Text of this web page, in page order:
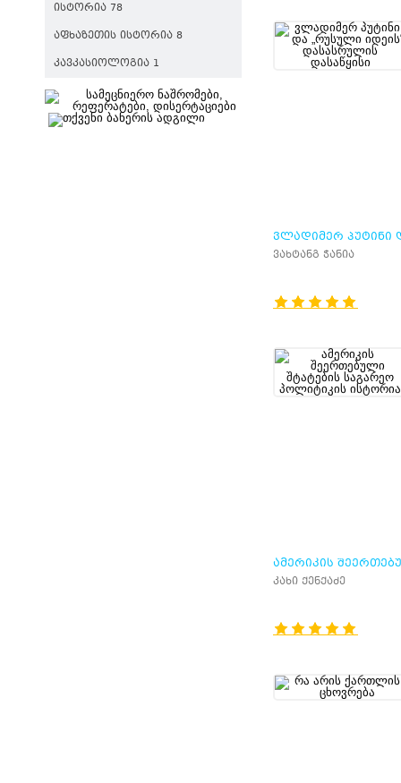
ᲘᲡᲢᲝᲠᲘᲐ 78
ᲐᲤᲮᲐᲖᲔᲗᲘᲡ ᲘᲡᲢᲝᲠᲘᲐ 8
ᲙᲐᲕᲙᲐᲡᲘᲝᲚᲝᲒᲘᲐ 1
ᲕᲚᲐᲓᲘᲛᲔᲠ ᲞᲣᲢᲘᲜᲘ
„ᲠᲣᲡᲣᲚᲘ ᲘᲓᲔᲘᲡ“
ვახტანგ ჭანია
ᲐᲛᲔᲠᲘᲙᲘᲡ
ᲨᲢᲐᲢᲔᲑᲘᲡ ᲡᲐᲒᲐᲠᲔᲝ
კახი ქენქაძე